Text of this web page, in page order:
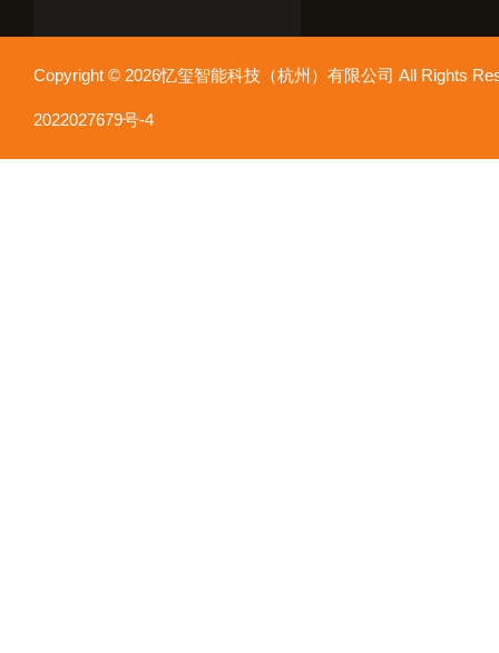
Copyright © 2026忆玺智能科技（杭州）有限公司 All Rights
2022027679号-4